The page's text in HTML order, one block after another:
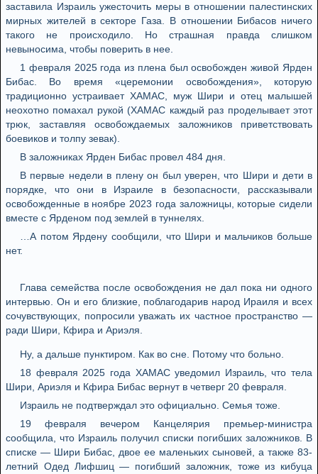
заставила Израиль ужесточить меры в отношении палестинских
мирных жителей в секторе Газа. В отношении Бибасов ничего
такого не происходило. Но страшная правда слишком
невыносима, чтобы поверить в нее.
1 февраля 2025 года из плена был освобожден живой Ярден
Бибас. Во время «церемонии освобождения», которую
традиционно устраивает ХАМАС, муж Шири и отец малышей
неохотно помахал рукой (ХАМАС каждый раз проделывает этот
трюк, заставляя освобождаемых заложников приветствовать
боевиков и толпу зевак).
В заложниках Ярден Бибас провел 484 дня.
В первые недели в плену он был уверен, что Шири и дети в
порядке, что они в Израиле в безопасности, рассказывали
освобожденные в ноябре 2023 года заложницы, которые сидели
вместе с Ярденом под землей в туннелях.
…А потом Ярдену сообщили, что Шири и мальчиков больше
нет.
Глава семейства после освобождения не дал пока ни одного
интервью. Он и его близкие, поблагодарив народ Ираиля и всех
сочувствующих, попросили уважать их частное пространство —
ради Шири, Кфира и Ариэля.
Ну, а дальше пунктиром. Как во сне. Потому что больно.
18 февраля 2025 года ХАМАС уведомил Израиль, что тела
Шири, Ариэля и Кфира Бибас вернут в четверг 20 февраля.
Израиль не подтверждал это официально. Семья тоже.
19 февраля вечером Канцелярия премьер-министра
сообщила, что Израиль получил списки погибших заложников. В
списке — Шири Бибас, двое ее маленьких сыновей, а также 83-
летний Одед Лифшиц — погибший заложник, тоже из кибуца